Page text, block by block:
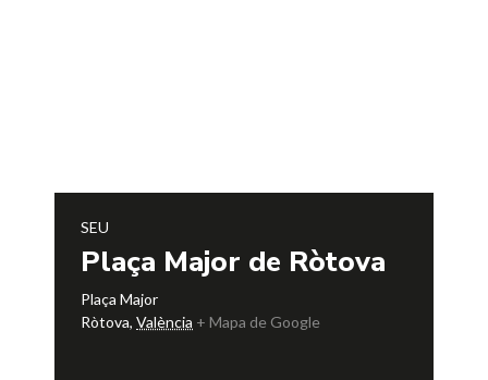
SEU
Plaça Major de Ròtova
Plaça Major
Ròtova, València + Mapa de Google